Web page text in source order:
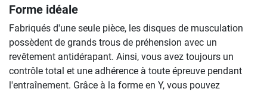
Forme idéale
Fabriqués d'une seule pièce, les disques de musculation
possèdent de grands trous de préhension avec un
revêtement antidérapant. Ainsi, vous avez toujours un
contrôle total et une adhérence à toute épreuve pendant
l'entraînement. Grâce à la forme en Y, vous pouvez